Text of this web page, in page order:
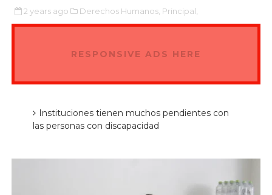
2 years ago Derechos Humanos, Principal,
RESPONSIVE ADS HERE
Instituciones tienen muchos pendientes con
las personas con discapacidad